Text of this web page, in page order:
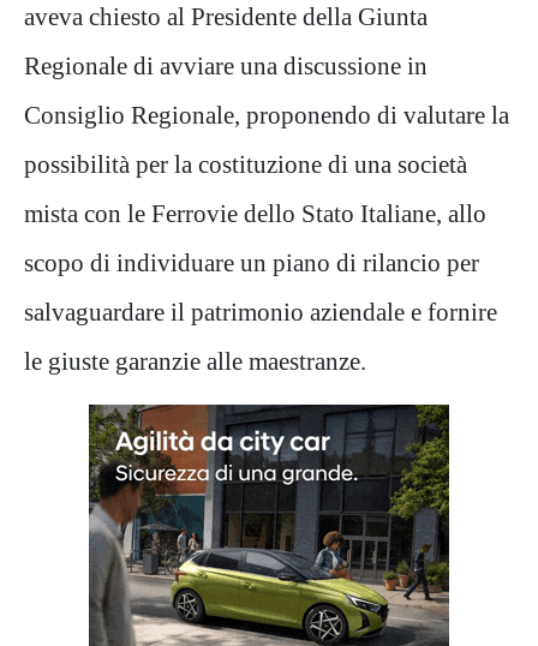
aveva chiesto al Presidente della Giunta
Regionale di avviare una discussione in
Consiglio Regionale, proponendo di valutare la
possibilità per la costituzione di una società
mista con le Ferrovie dello Stato Italiane, allo
scopo di individuare un piano di rilancio per
salvaguardare il patrimonio aziendale e fornire
le giuste garanzie alle maestranze.